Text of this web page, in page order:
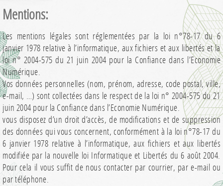
Mentions:
Les mentions légales sont réglementées par la loi n°78-17 du 6
janvier 1978 relative à l’informatique, aux fichiers et aux libertés et la
loi n° 2004-575 du 21 juin 2004 pour la Confiance dans l’Economie
Numérique.
Vos données personnelles (nom, prénom, adresse, code postal, ville,
e-mail, …) sont collectées dans le respect de la loi n° 2004-575 du 21
juin 2004 pour la Confiance dans l’Economie Numérique.
vous disposez d’un droit d’accès, de modifications et de suppression
des données qui vous concernent, conformément à la loi n°78-17 du
6 janvier 1978 relative à l’informatique, aux fichiers et aux libertés
modifiée par la nouvelle loi Informatique et Libertés du 6 août 2004.
Pour cela il vous suffit de nous contacter par courrier, par e-mail ou
par téléphone.